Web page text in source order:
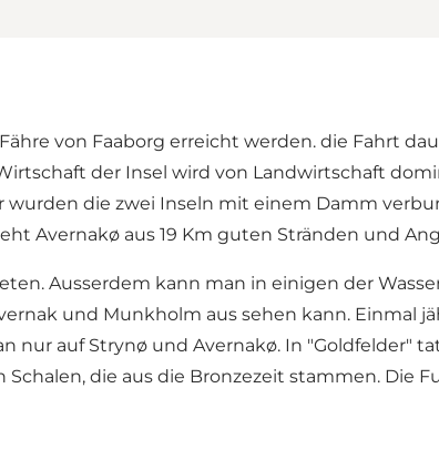
von Faaborg erreicht werden. die Fahrt
der Insel wird von Landwirtschaft
wurden die zwei Inseln mit einem Damm
Avernakø aus 19 Km guten Stränden und
Ausserdem kann man in einigen der
und Munkholm aus sehen kann. Einmal
auf Strynø und Avernakø. In "Goldfelder"
die aus die Bronzezeit stammen. Die